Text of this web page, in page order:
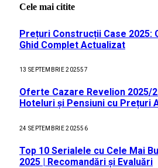
Cele mai citite
Prețuri Construcții Case 2025:
Ghid Complet Actualizat
13 SEPTEMBRIE 202557
Oferte Cazare Revelion 2025/
Hoteluri și Pensiuni cu Prețuri
24 SEPTEMBRIE 202556
Top 10 Serialele cu Cele Mai
2025 | Recomandări și Evaluări